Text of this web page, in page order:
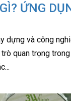
ỨNG
dựng và công
quan trọng